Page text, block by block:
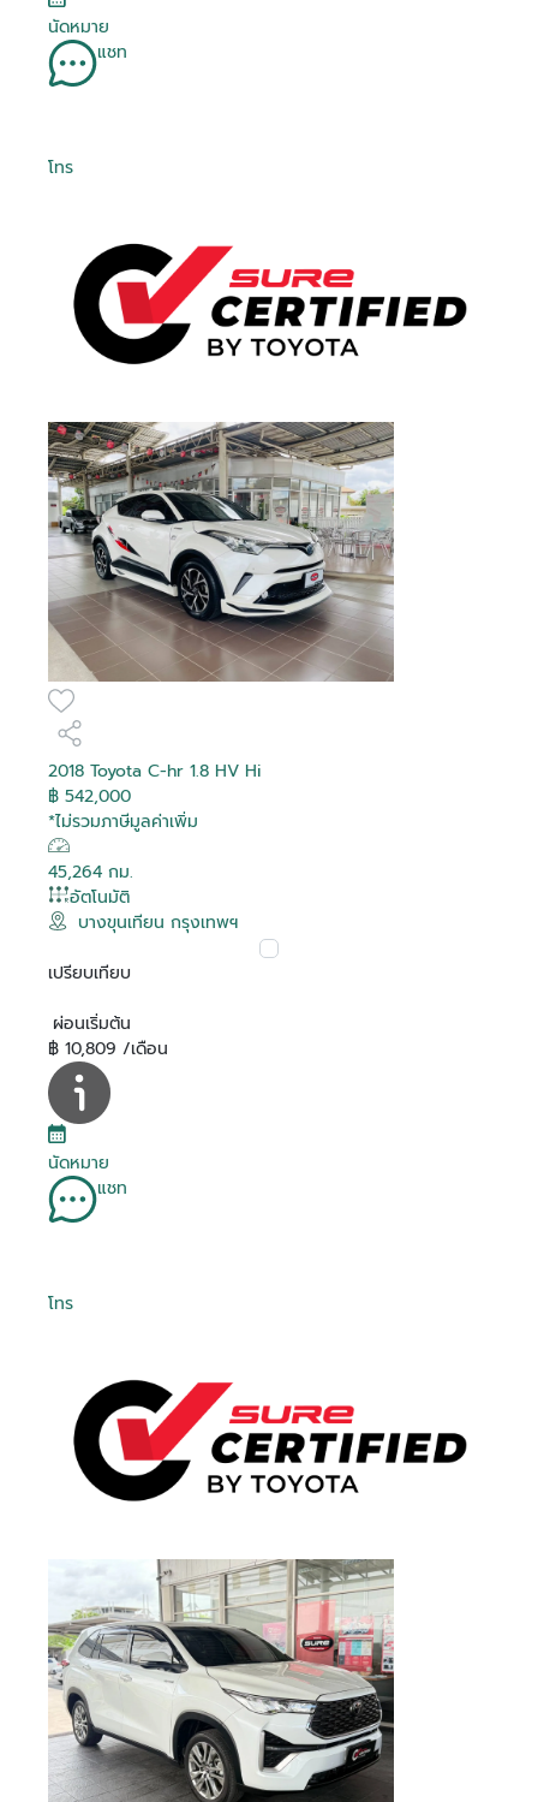
นัดหมาย
แชท
โทร
2018 Toyota C-hr 1.8 HV Hi
฿ 542,000
*ไม่รวมภาษีมูลค่าเพิ่ม
45,264 กม.
อัตโนมัติ
บางขุนเทียน กรุงเทพฯ
เปรียบเทียบ
ผ่อนเริ่มต้น
฿ 10,809 /เดือน
นัดหมาย
แชท
โทร